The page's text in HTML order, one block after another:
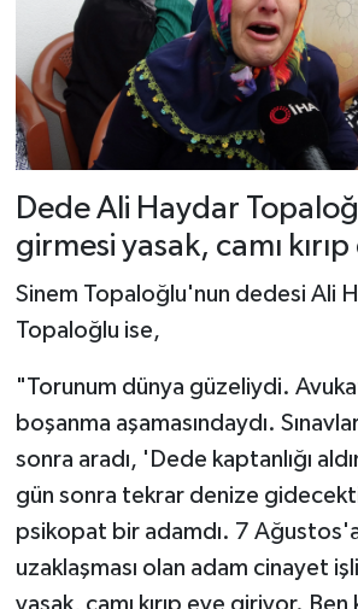
Dede Ali Haydar
girmesi yasak, camı
Sinem Topaloğlu'nun dedesi Ali
Topaloğlu ise,
"Torunum dünya güzeliydi.
boşanma aşamasındaydı.
sonra aradı, 'Dede kaptanlığı
gün sonra tekrar denize
psikopat bir adamdı. 7
uzaklaşması olan adam cinayet
yasak, camı kırıp eve giriyor. Ben